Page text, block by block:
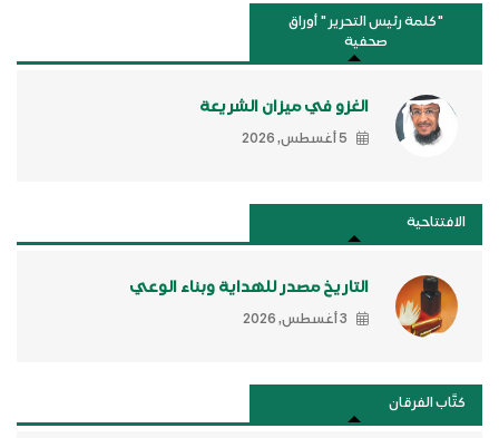
"كلمة رئيس التحرير " أوراق
صحفية
الغزو في ميزان الشريعة
5 أغسطس, 2026
الافتتاحية
التاريخ مصدر للهداية وبناء الوعي
3 أغسطس, 2026
كتَّاب الفرقان